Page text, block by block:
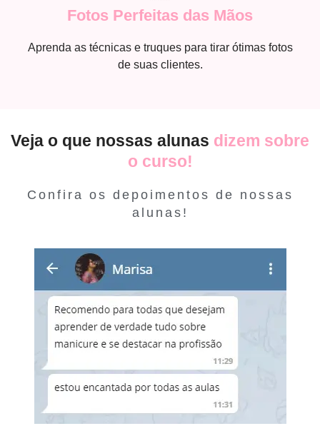
Fotos Perfeitas das Mãos
Aprenda as técnicas e truques para tirar ótimas fotos
de suas clientes.
Veja o que nossas alunas dizem sobre
o curso!
Confira os depoimentos de nossas
alunas!